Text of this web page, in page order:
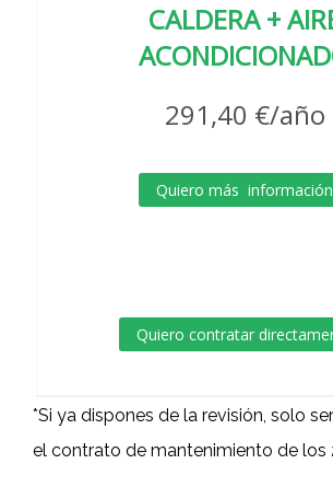
CALDERA +
291,40 €/año
Quiero más información
Quiero contratar
*Si ya dispones de la revisión, solo
el contrato de mantenimiento de los